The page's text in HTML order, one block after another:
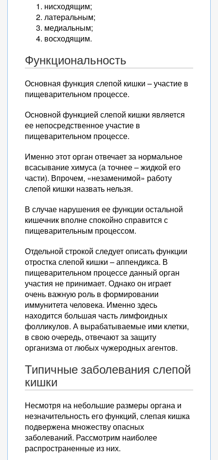
нисходящим;
латеральным;
медиальным;
восходящим.
Функциональность
Основная функция слепой кишки – участие в
пищеварительном процессе.
Основной функцией слепой кишки является
ее непосредственное участие в
пищеварительном процессе.
Именно этот орган отвечает за нормальное
всасывание химуса (а точнее – жидкой его
части). Впрочем, «незаменимой» работу
слепой кишки назвать нельзя.
В случае нарушения ее функции остальной
кишечник вполне спокойно справится с
пищеварительным процессом.
Отдельной строкой следует описать функции
отростка слепой кишки – аппендикса. В
пищеварительном процессе данный орган
участия не принимает. Однако он играет
очень важную роль в формировании
иммунитета человека. Именно здесь
находится большая часть лимфоидных
фолликулов. А вырабатываемые ими клетки,
в свою очередь, отвечают за защиту
организма от любых чужеродных агентов.
Типичные заболевания слепой
кишки
Несмотря на небольшие размеры органа и
незначительность его функций, слепая кишка
подвержена множеству опасных
заболеваний. Рассмотрим наиболее
распространенные из них.